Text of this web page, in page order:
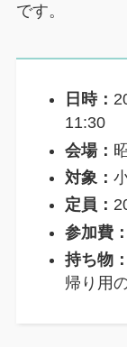
です。
日時：
11:30
会場：
対象：
定員：
参加費：
持ち物：
帰り用